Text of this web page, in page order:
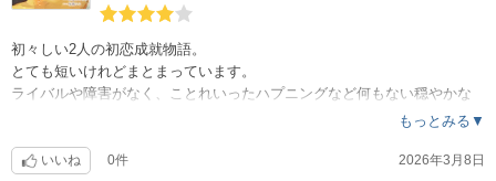
初々しい2人の初恋成就物語。
とても短いけれどまとまっています。
ライバルや障害がなく、ことれいったハプニングなど何もない穏やかな
もっとみる▼
いいね 0件 2026年3月8日